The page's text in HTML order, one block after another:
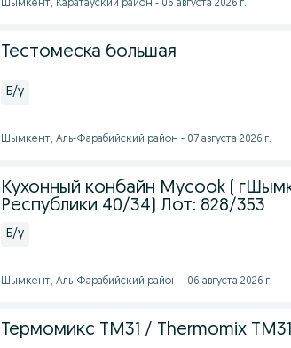
Шымкент, Каратауский район - 06 августа 2026 г.
Тестомеска большая
Б/у
Шымкент, Аль-Фарабийский район - 07 августа 2026 г.
Кухонный конбайн Mycook (
Республики 40/34) Лот: 828/353
Б/у
Шымкент, Аль-Фарабийский район - 06 августа 2026 г.
Термомикс ТМ31 / Thermomix TM31